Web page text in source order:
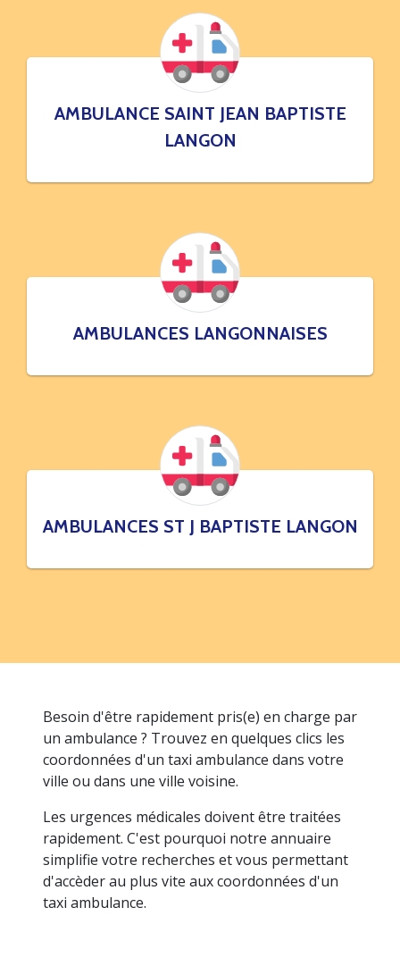
AMBULANCE SAINT JEAN BAPTISTE
LANGON
AMBULANCES LANGONNAISES
AMBULANCES ST J BAPTISTE LANGON
Besoin d'être rapidement pris(e) en charge par
un ambulance ? Trouvez en quelques clics les
coordonnées d'un taxi ambulance dans votre
ville ou dans une ville voisine.
Les urgences médicales doivent être traitées
rapidement. C'est pourquoi notre annuaire
simplifie votre recherches et vous permettant
d'accèder au plus vite aux coordonnées d'un
taxi ambulance.